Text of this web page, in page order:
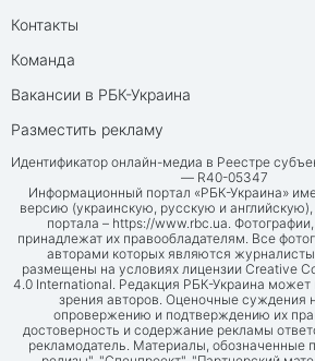
Контакты
Команда
Вакансии в РБК-Украина
Разместить рекламу
Идентификатор онлайн-медиа в Реестре
— R40-05347
Информационный портал «РБК-Украина»
версию (украинскую, русскую и английскую),
портала – https://www.rbc.ua .
принадлежат их правообладателям. Все
авторами которых являются
размещены на условиях лицензии Creative
4.0 International. Редакция РБК-Украина может
зрения авторов. Оценочные суждения
опровержению и подтверждению их
достоверность и содержание рекламы
рекламодатель. Материалы, обозначенные